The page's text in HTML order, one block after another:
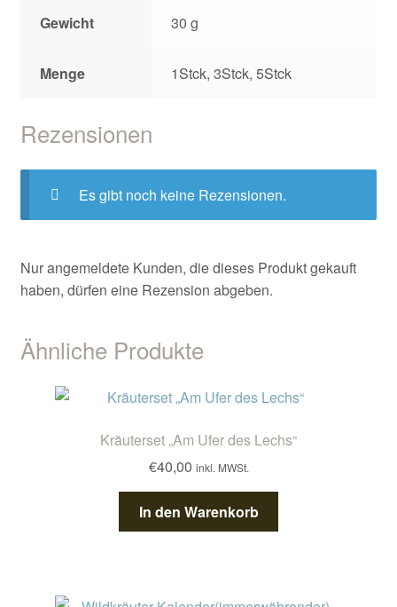
Gewicht 30 g
Menge 1Stck, 3Stck, 5Stck
Rezensionen
Es gibt noch keine Rezensionen.
Nur angemeldete Kunden, die dieses Produkt gekauft
haben, dürfen eine Rezension abgeben.
Ähnliche Produkte
Kräuterset „Am Ufer des Lechs“
€40,00 inkl. MWSt.
In den Warenkorb